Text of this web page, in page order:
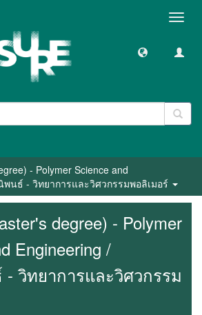
- Polymer Science and
พนธ์ - วิทยาการและวิศวกรรมพอลิเมอร์
degree) - Polymer
Engineering /
วิทยาการและวิศวกรรม